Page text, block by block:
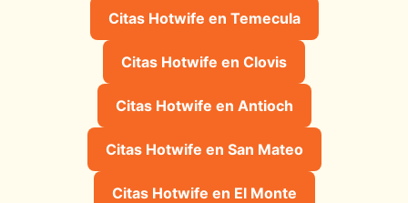
Citas Hotwife en Temecula
Citas Hotwife en Clovis
Citas Hotwife en Antioch
Citas Hotwife en San Mateo
Citas Hotwife en El Monte